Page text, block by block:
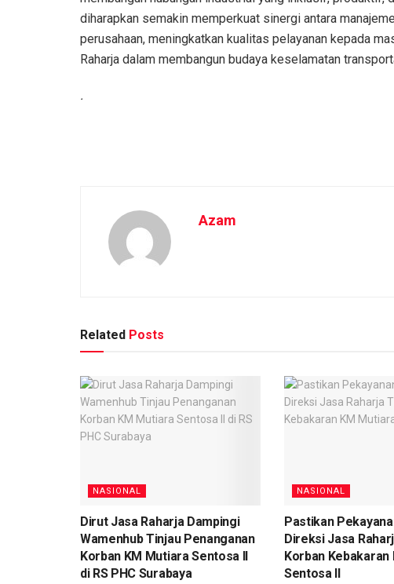
diharapkan semakin memperkuat sinergi antara
perusahaan, meningkatkan kualitas pelayanan kepada
Raharja dalam membangun budaya keselamatan
.
Azam
Related Posts
NASIONAL
Dirut Jasa Raharja Dampingi
Wamenhub Tinjau Penanganan
Korban KM Mutiara Sentosa II
di RS PHC Surabaya
NASIONAL
Pastikan
Direksi Jasa
Korban Kebakaran
Sentosa II